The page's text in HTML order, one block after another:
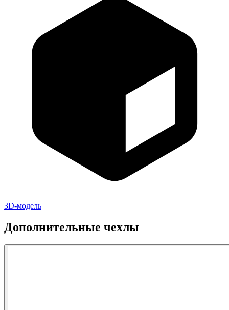
3D-модель
Дополнительные чехлы